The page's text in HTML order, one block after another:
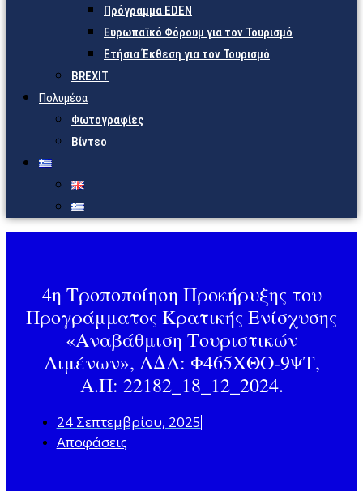
Πρόγραμμα EDEN
Ευρωπαϊκό Φόρουμ για τον Τουρισμό
Ετήσια Έκθεση για τον Τουρισμό
BREXIT
Πολυμέσα
Φωτογραφίες
Βίντεο
4η Τροποποίηση Προκήρυξης του
Προγράμματος Κρατικής Ενίσχυσης
«Αναβάθμιση Τουριστικών
Λιμένων», ΑΔΑ: Φ465ΧΘΟ-9ΨΤ,
Α.Π: 22182_18_12_2024.
24 Σεπτεμβρίου, 2025
Αποφάσεις